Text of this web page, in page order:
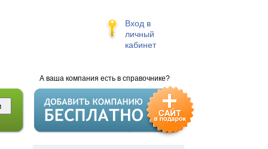
Вход в
личный
кабинет
А ваша компания есть в справочнике?